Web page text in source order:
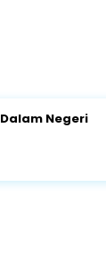
Dalam Negeri